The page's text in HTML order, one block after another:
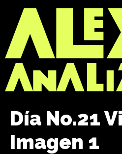
Día No.21
Imagen 1